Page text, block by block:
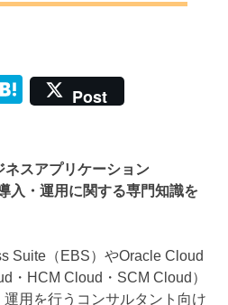
EmailHatena
Post
スアプリケーション
入・運用に関する専門知識を
Suite（EBS）やOracle Cloud
・HCM Cloud・SCM Cloud）
用を行うコンサルタント向け